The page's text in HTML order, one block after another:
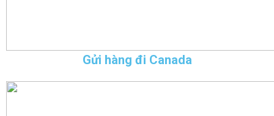
Gửi hàng đi Canada